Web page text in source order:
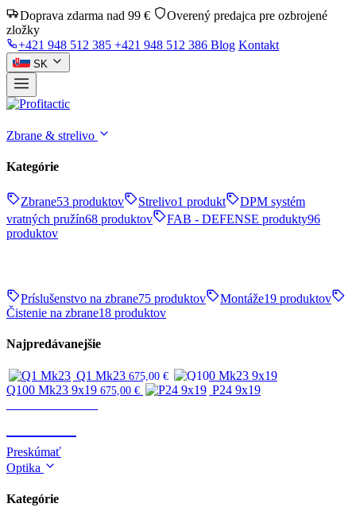
Doprava zdarma nad 99 €
Overený predajca pre ozbrojené
zložky
+421 948 512 385 +421 948 512 386 Blog Kontakt
SK
Zbrane & strelivo
Kategórie
Zbrane53 produktov Strelivo1 produkt
DPM systém
vratných pružín68 produktov FAB - DEFENSE produkty96
produktov
Príslušenstvo na zbrane75 produktov Montáže19 produktov
Čistenie na zbrane18 produktov
Najpredávanejšie
Q1 Mk23 675,00 €
Q100 Mk23 9x19 675,00 €
P24 9x19
Preskúmať
Optika
Kategórie